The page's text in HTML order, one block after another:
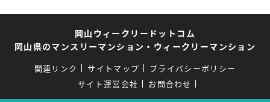
岡山ウィークリードットコム
岡山県のマンスリーマンション・ウィークリーマンション
関連リンク サイトマップ
プライバシーポリシー
サイト運営会社
お問合わせ